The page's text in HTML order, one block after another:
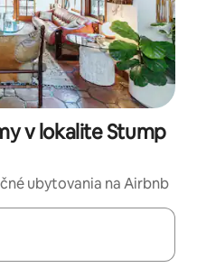
v lokalite Stump
ubytovania na Airbnb
môžete si ich prechádzať